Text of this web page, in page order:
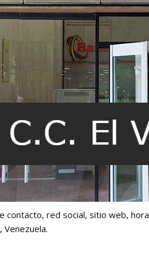
contacto, red social, sitio web,
Venezuela.